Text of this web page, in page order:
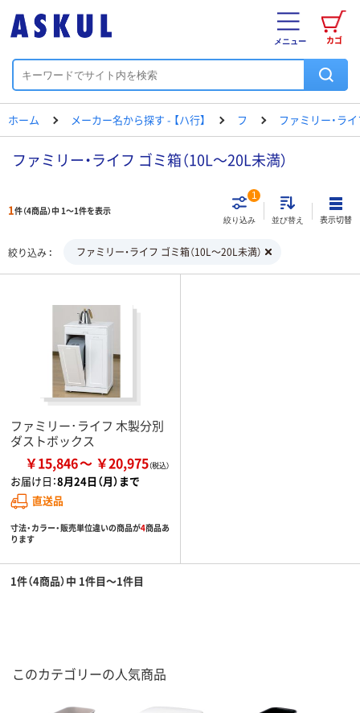
カゴ
メニュー
ホーム メーカー名から探す - 【ハ行】 フ ファミリー・ラ
ファミリー・ライフ ゴミ箱（10L～20L未満）
1件（4商品）中 1～1件を表示
絞り込み
1
並び替え 表示切替
絞り込み ファミリー・ライフ ゴミ箱（10L～20L未満）
ファミリー･ライフ 木製分別
ダストボックス
￥15,846 ￥20,975
お届け日：8月24日（月）まで
直送品
寸法・カラー・販売単位違いの商品が4商品あ
ります
1件（4商品）中 1件目～1件目
このカテゴリーの人気商品